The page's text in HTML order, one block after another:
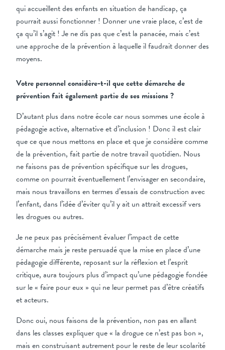
qui accueillent des enfants en situation de handicap, ça
pourrait aussi fonctionner ! Donner une vraie place, c’est de
ça qu’il s’agit ! Je ne dis pas que c’est la panacée, mais c’est
une approche de la prévention à laquelle il faudrait donner des
moyens.
Votre personnel considère-t-il que cette démarche de
prévention fait également partie de ses missions ?
D’autant plus dans notre école car nous sommes une école à
pédagogie active, alternative et d’inclusion ! Donc il est clair
que ce que nous mettons en place et que je considère comme
de la prévention, fait partie de notre travail quotidien. Nous
ne faisons pas de prévention spécifique sur les drogues,
comme on pourrait éventuellement l’envisager en secondaire,
mais nous travaillons en termes d’essais de construction avec
l’enfant, dans l’idée d’éviter qu’il y ait un attrait excessif vers
les drogues ou autres.
Je ne peux pas précisément évaluer l’impact de cette
démarche mais je reste persuadé que la mise en place d’une
pédagogie différente, reposant sur la réflexion et l’esprit
critique, aura toujours plus d’impact qu’une pédagogie fondée
sur le « faire pour eux » qui ne leur permet pas d’être créatifs
et acteurs.
Donc oui, nous faisons de la prévention, non pas en allant
dans les classes expliquer que « la drogue ce n’est pas bon »,
mais en construisant autrement pour le reste de leur scolarité